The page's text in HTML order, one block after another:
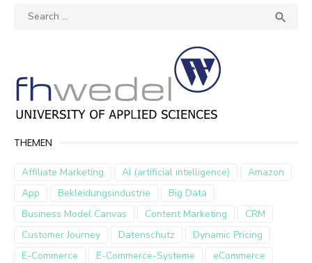
Search

THEMEN
Affiliate Marketing AI (artificial intelligence)
Amazon
App
Bekleidungsindustrie
Big Data
Business Model Canvas
Content Marketing
CRM
Customer Journey
Datenschutz
Dynamic Pricing
E-Commerce
E-Commerce-Systeme
eCommerce